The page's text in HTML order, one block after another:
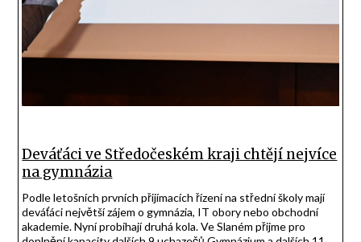
Deváťáci ve Středočeském kraji chtějí nejvíce
na gymnázia
Podle letošních prvních přijímacích řízení na střední školy mají
deváťáci největší zájem o gymnázia, IT obory nebo obchodní
akademie. Nyní probíhají druhá kola. Ve Slaném přijme pro